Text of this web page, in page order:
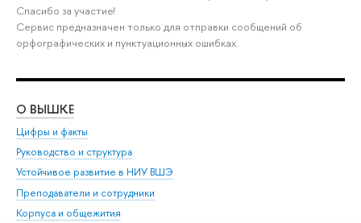
Спасибо за участие!
Сервис предназначен только для отправки сообщений об
орфографических и пунктуационных ошибках.
О ВЫШКЕ
Цифры и факты
Руководство и структура
Устойчивое развитие в НИУ ВШЭ
Преподаватели и сотрудники
Корпуса и общежития